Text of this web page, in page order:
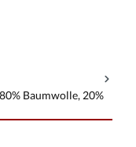
Baumwolle, 20%